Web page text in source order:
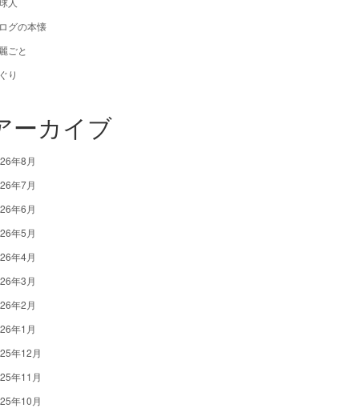
グの本懐
ごと
り
ーカイブ
年8月
年7月
年6月
年5月
年4月
年3月
年2月
年1月
年12月
年11月
年10月